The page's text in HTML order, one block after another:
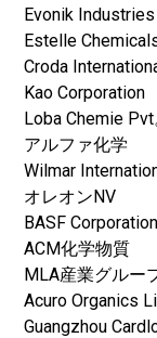
Evonik Industries
Estelle
Croda
Kao Corporation
Loba Chemie
アルファ化学
Wilmar
オレオンNV
BASF
ACM化学物質
MLA産業グルー
Acuro Organics
Guangzhou